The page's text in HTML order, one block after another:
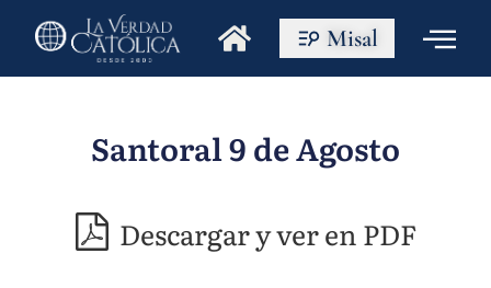
Misal
Santoral 9 de Agosto
Descargar y ver en PDF